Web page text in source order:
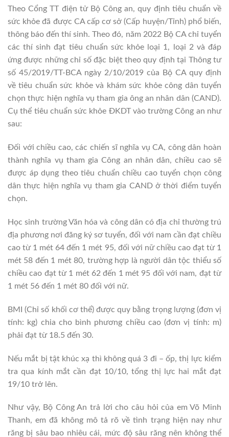
Theo Cổng TT điện tử Bộ Công an, quy định tiêu chuẩn về
sức khỏe đã được CA cấp cơ sở (Cấp huyện/Tỉnh) phổ biến,
thông báo đến thí sinh. Theo đó, năm 2022 Bộ CA chỉ tuyển
các thí sinh đạt tiêu chuẩn sức khỏe loại 1, loại 2 và đáp
ứng được những chỉ số đặc biệt theo quy định tại Thông tư
số 45/2019/TT-BCA ngày 2/10/2019 của Bộ CA quy định
về tiêu chuẩn sức khỏe và khám sức khỏe công dân tuyển
chọn thực hiện nghĩa vụ tham gia ông an nhân dân (CAND).
Cụ thể tiêu chuẩn sức khỏe ĐKDT vào trường Công an như
sau:
Đối với chiều cao, các chiến sĩ nghĩa vụ CA, công dân hoàn
thành nghĩa vụ tham gia Công an nhân dân, chiều cao sẽ
được áp dụng theo tiêu chuẩn chiều cao tuyển chọn công
dân thực hiện nghĩa vụ tham gia CAND ở thời điểm tuyển
chọn.
Học sinh trường Văn hóa và công dân có địa chỉ thường trú
địa phương nơi đăng ký sơ tuyển, đối với nam cần đạt chiều
cao từ 1 mét 64 đến 1 mét 95, đối với nữ chiều cao đạt từ 1
mét 58 đến 1 mét 80, trường hợp là người dân tộc thiểu số
chiều cao đạt từ 1 mét 62 đến 1 mét 95 đối với nam, đạt từ
1 mét 56 đến 1 mét 80 đối với nữ.
BMI (Chỉ số khối cơ thể) được quy bằng trọng lượng (đơn vị
tính: kg) chia cho bình phương chiều cao (đơn vị tính: m)
phải đạt từ 18.5 đến 30.
Nếu mắt bị tật khúc xạ thì không quá 3 đi – ốp, thị lực kiểm
tra qua kính mắt cần đạt 10/10, tổng thị lực hai mắt đạt
19/10 trở lên.
Như vậy, Bộ Công An trả lời cho câu hỏi của em Võ Minh
Thanh, em đã không mô tả rõ về tình trạng hiện nay như
răng bị sâu bao nhiêu cái, mức độ sâu răng nên không thể